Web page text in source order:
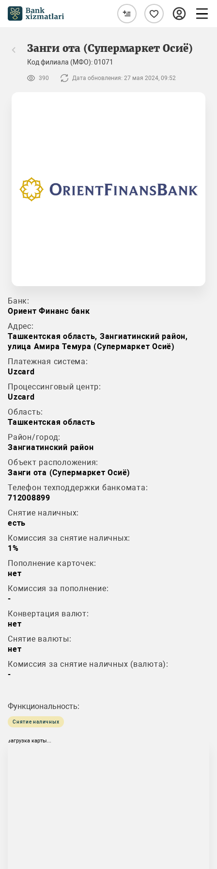
Занги ота (Супермаркет Осиё)
Код филиала (МФО): 01071
390 Дата обновления: 27 мая 2024, 09:52
Банк:
Ориент Финанс банк
Адрес:
Ташкентская область, Зангиатинский район,
улица Амира Темура (Супермаркет Осиё)
Платежная система:
Uzcard
Процессинговый центр:
Uzcard
Область:
Ташкентская область
Район/город:
Зангиатинский район
Объект расположения:
Занги ота (Супермаркет Осиё)
Телефон техподдержки банкомата:
712008899
Снятие наличных:
есть
Комиссия за снятие наличных:
1%
Пополнение карточек:
нет
Комиссия за пополнение:
-
Конвертация валют:
нет
Снятие валюты:
нет
Комиссия за снятие наличных (валюта):
-
Функциональность:
Снятие наличных
загрузка карты...